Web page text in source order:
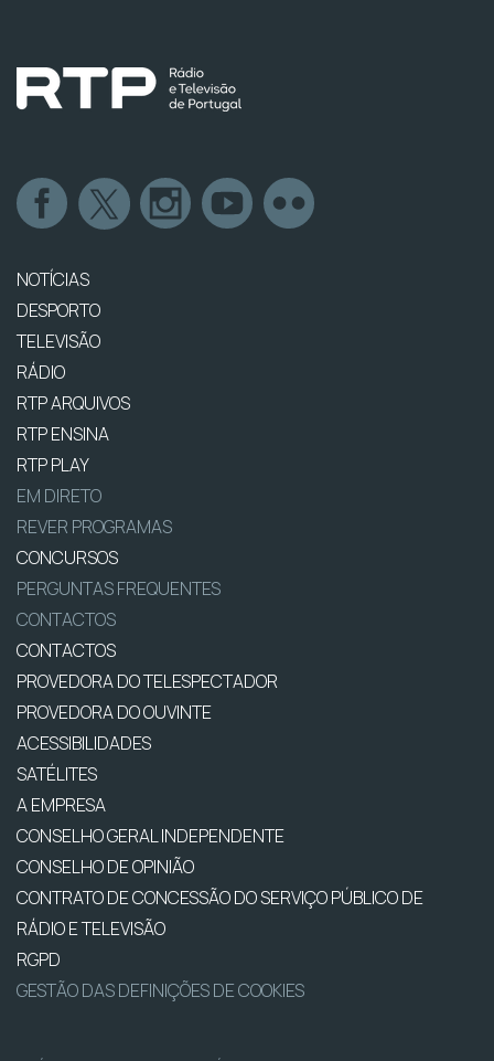
NOTÍCIAS
DESPORTO
TELEVISÃO
RÁDIO
RTP ARQUIVOS
RTP ENSINA
RTP PLAY
EM DIRETO
REVER PROGRAMAS
CONCURSOS
PERGUNTAS FREQUENTES
CONTACTOS
CONTACTOS
PROVEDORA DO TELESPECTADOR
PROVEDORA DO OUVINTE
ACESSIBILIDADES
SATÉLITES
A EMPRESA
CONSELHO GERAL INDEPENDENTE
CONSELHO DE OPINIÃO
CONTRATO DE CONCESSÃO DO SERVIÇO PÚBLICO DE
RÁDIO E TELEVISÃO
RGPD
GESTÃO DAS DEFINIÇÕES DE COOKIES